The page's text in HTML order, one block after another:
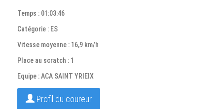
Temps : 01:03:46
Catégorie : ES
Vitesse moyenne : 16,9 km/h
Place au scratch : 1
Equipe : ACA SAINT YRIEIX
Profil du coureur